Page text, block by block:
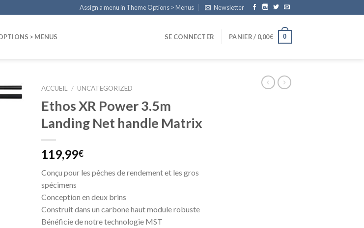
Assign a menu in Theme Options > Menus Newsletter
> MENUS SE CONNECTER PANIER / 0,00€ 0
ACCUEIL / UNCATEGORIZED
Ethos XR Power 3.5m
Landing Net handle Matrix
119,99€
Conçu pour les pêches de rendement et les gros
spécimens
Conception en deux brins
Construit dans un carbone haut module robuste
Bénéficie de notre technologie MST